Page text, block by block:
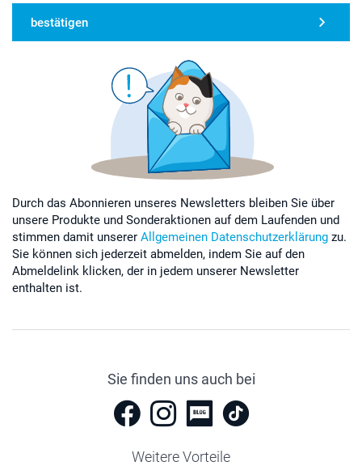
bestätigen
Durch das Abonnieren unseres Newsletters bleiben Sie über
unsere Produkte und Sonderaktionen auf dem Laufenden und
stimmen damit unserer Allgemeinen Datenschutzerklärung zu.
Sie können sich jederzeit abmelden, indem Sie auf den
Abmeldelink klicken, der in jedem unserer Newsletter
enthalten ist.
Sie finden uns auch bei
Weitere Vorteile